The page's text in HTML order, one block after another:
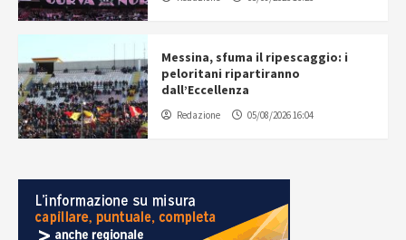
Messina, sfuma il ripescaggio: i
peloritani ripartiranno
dall’Eccellenza
Redazione 05/08/2026 16:04